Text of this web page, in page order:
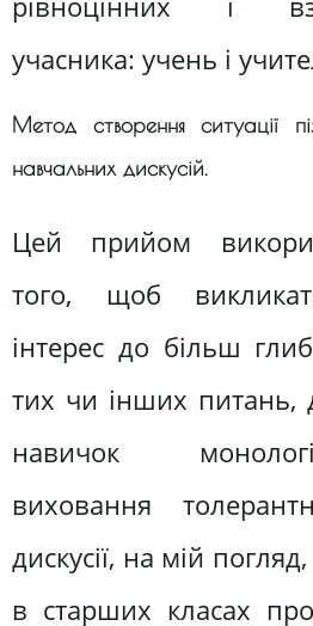
учасника: учень і
Метод створення ситуації
навчальних дискусій.
Цей прийом
того, щоб
інтерес до більш
тих чи інших питань,
навичок
виховання
дискусії, на мій
в старших класах